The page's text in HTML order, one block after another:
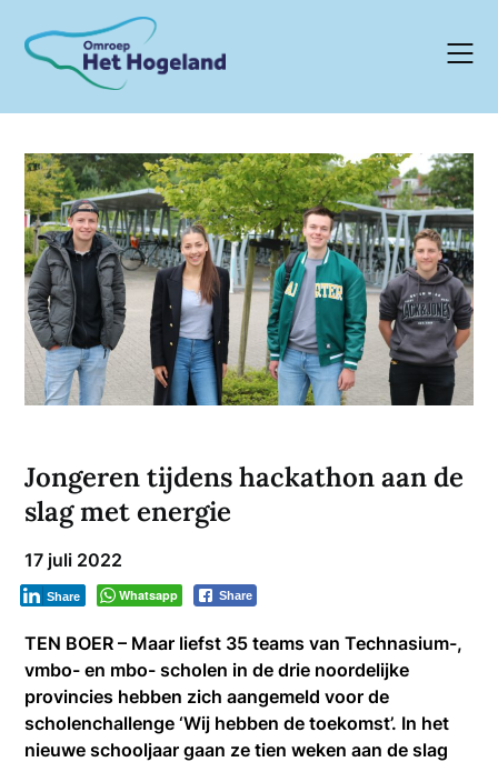
content
Jongeren tijdens hackathon aan de
slag met energie
17 juli 2022
Whatsapp Share
Share
TEN BOER – Maar liefst 35 teams van Technasium-,
vmbo- en mbo- scholen in de drie noordelijke
provincies hebben zich aangemeld voor de
scholenchallenge ‘Wij hebben de toekomst’. In het
nieuwe schooljaar gaan ze tien weken aan de slag